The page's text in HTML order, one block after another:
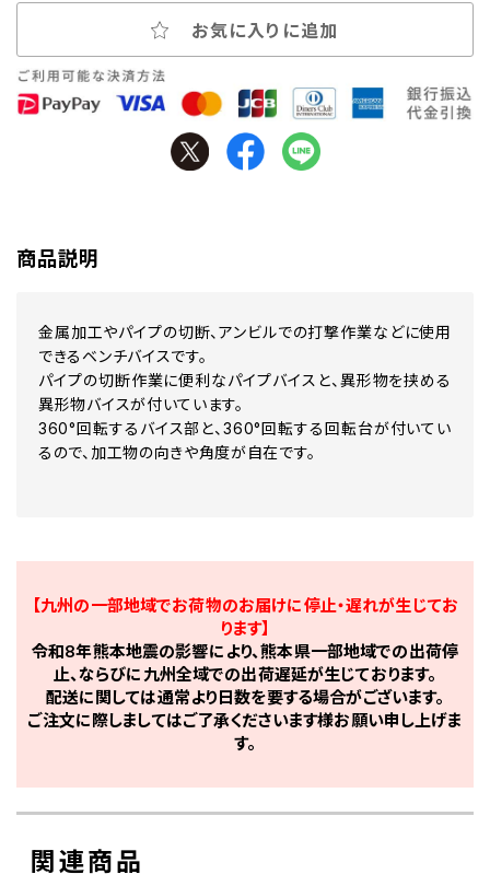
お気に入りに追加
商品説明
金属加工やパイプの切断、アンビルでの打撃作業などに使用
できるベンチバイスです。
パイプの切断作業に便利なパイプバイスと、異形物を挟める
異形物バイスが付いています。
360°回転するバイス部と、360°回転する回転台が付いてい
るので、加工物の向きや角度が自在です。
【九州の一部地域でお荷物のお届けに停止・遅れが生じてお
ります】
令和8年熊本地震の影響により、熊本県一部地域での出荷停
止、ならびに九州全域での出荷遅延が生じております。
配送に関しては通常より日数を要する場合がございます。
ご注文に際しましてはご了承くださいます様お願い申し上げま
す。
関連商品